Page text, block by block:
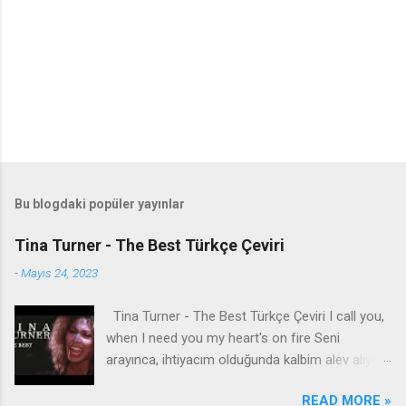
Bu blogdaki popüler yayınlar
Tina Turner - The Best Türkçe Çeviri
-Mayıs 24, 2023
Tina Turner - The Best Türkçe Çeviri I call you,
when I need you my heart's on fire Seni
arayınca, ihtiyacım olduğunda kalbim alev alıyor
READ MORE »